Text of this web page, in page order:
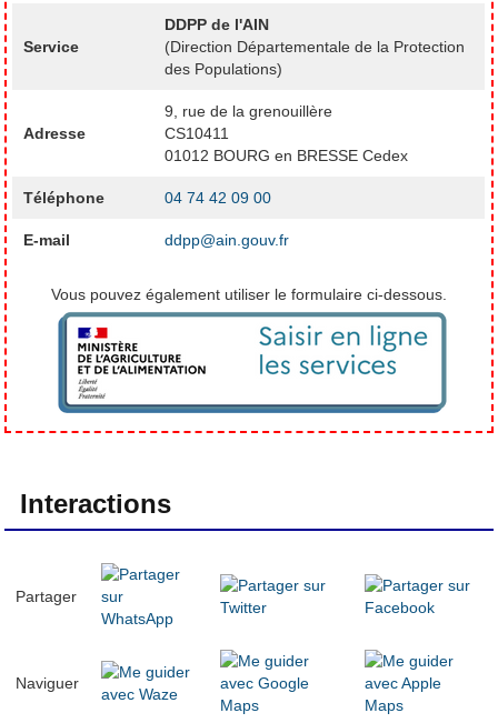
Service
DDPP de l'AIN
(Direction Départementale de la Protection
des Populations)
Adresse
9, rue de la grenouillère
CS10411
01012 BOURG en BRESSE Cedex
Téléphone 04 74 42 09 00
E-mail ddpp@ain.gouv.fr
Vous pouvez également utiliser le formulaire ci-dessous.
Interactions
Partager
Naviguer